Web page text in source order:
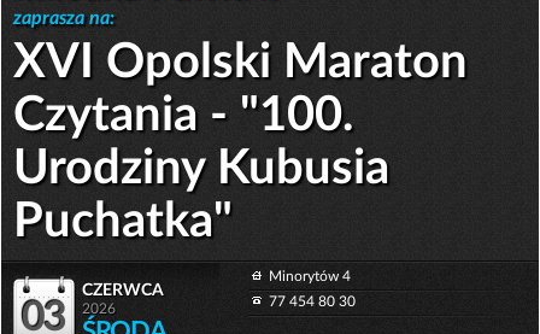
zaprasza na:
XVI Opolski Maraton
Czytania - "100.
Urodziny Kubusia
Puchatka"
03
czerwca
2026
Minorytów 4
77 454 80 30